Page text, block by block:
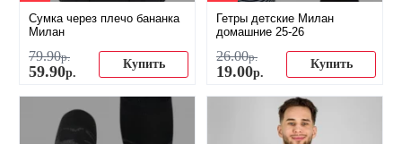
Сумка через плечо бананка
Милан
79.90р.
59.90р.
Купить
Гетры детские Милан
домашние 25-26
26.00р.
19.00р.
Купить